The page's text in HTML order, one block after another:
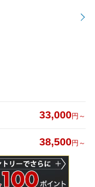
33,000円～
38,500円～